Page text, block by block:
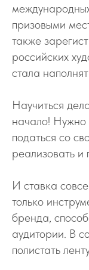
призовыми
также
российских
стала
Научиться
начало! Нужно
податься со
реализовать и
И ставка
только
бренда,
аудитории. В
полистать